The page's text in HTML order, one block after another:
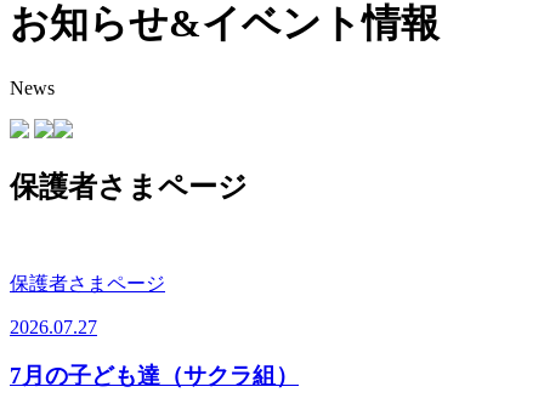
お知らせ&イベント情報
News
保護者さまページ
保護者さまページ
2026.07.27
7月の子ども達（サクラ組）